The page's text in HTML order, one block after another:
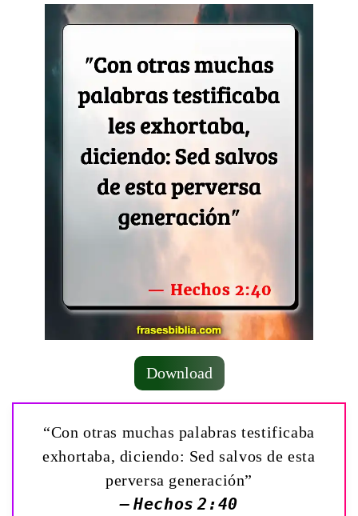
Download
“Con otras muchas palabras testificaba
exhortaba, diciendo: Sed salvos de esta
perversa generación”
— Hechos 2:40